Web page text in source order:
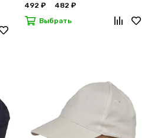
492 ₽
482 ₽
Выбрать